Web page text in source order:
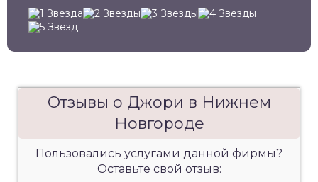
Отзывы о Джори в Нижнем
Новгороде
Пользовались услугами данной фирмы?
Оставьте свой отзыв: